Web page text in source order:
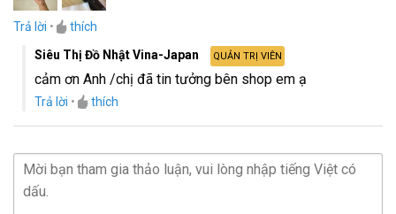
Trả lời •
thích
Siêu Thị Đồ Nhật Vina-Japan
QUẢN TRỊ VIÊN
cảm ơn Anh /chị đã tin tưởng bên shop em ạ
Trả lời • thích